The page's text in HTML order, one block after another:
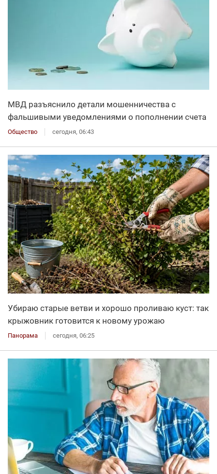
МВД разъяснило детали мошенничества с
фальшивыми уведомлениями о пополнении счета
Общество сегодня, 06:43
Убираю старые ветви и хорошо проливаю куст: так
крыжовник готовится к новому урожаю
Панорама сегодня, 06:25